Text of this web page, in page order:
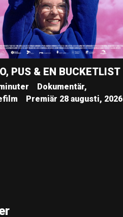
PUS & EN BUCKETLIST
Dokumentär,
Premiär 28 augusti, 2026